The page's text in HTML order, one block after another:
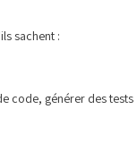
sachent :
code, générer des tests